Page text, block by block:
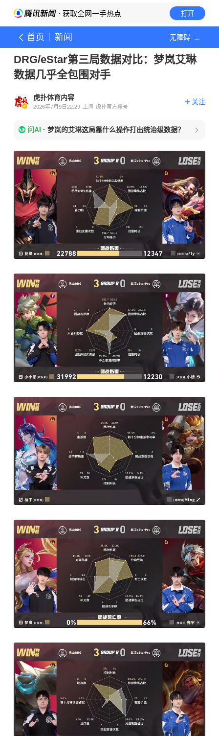
· 获取全网一手热点 打开
首页 新闻 无障碍
DRG/eStar第三局数据对比：梦岚艾琳
数据几乎全包围对手
虎扑体育内容
2026年7月9日22:29 上海 虎扑官方账号
关注
问AI · 梦岚的艾琳这局靠什么操作打出统治级数据？